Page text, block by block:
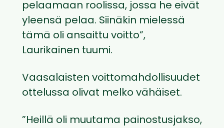
pelaamaan roolissa, jossa he eivät
yleensä pelaa. Siinäkin mielessä
tämä oli ansaittu voitto”,
Laurikainen tuumi.
Vaasalaisten voittomahdollisuudet
ottelussa olivat melko vähäiset.
”Heillä oli muutama painostusjakso,